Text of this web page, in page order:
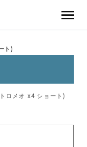
ト)
ロメオ x4 ショート)